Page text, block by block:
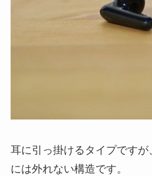
耳に引っ掛けるタイプです
には外れない構造です。